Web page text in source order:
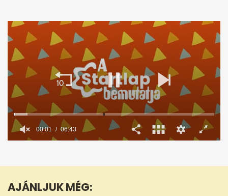
6
43
seconds
00:02 06:43
AJÁNLJUK MÉG: